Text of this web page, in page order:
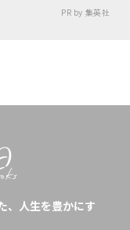
PR by 集英社
、人生を豊かにす